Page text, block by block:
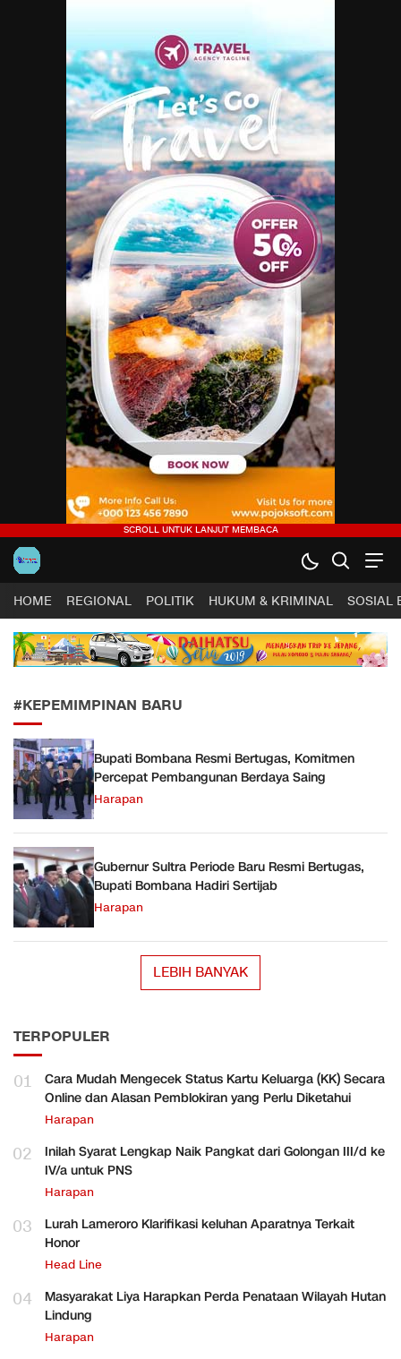
Harapan Sultra .COM |
Lugas, Tuntas dan Terpercaya
HOME REGIONAL POLITIK HUKUM & KRIMINAL SOSIAL
#KEPEMIMPINAN BARU
Bupati Bombana Resmi Bertugas, Komitmen
Percepat Pembangunan Berdaya Saing
Harapan
Gubernur Sultra Periode Baru Resmi Bertugas,
Bupati Bombana Hadiri Sertijab
Harapan
LEBIH BANYAK
TERPOPULER
01
Cara Mudah Mengecek Status Kartu Keluarga (KK) Secara
Online dan Alasan Pemblokiran yang Perlu Diketahui
Harapan
02
Inilah Syarat Lengkap Naik Pangkat dari Golongan III/d ke
IV/a untuk PNS
Harapan
03
Lurah Lameroro Klarifikasi keluhan Aparatnya Terkait
Honor
Head Line
04
Masyarakat Liya Harapkan Perda Penataan Wilayah Hutan
Lindung
Harapan